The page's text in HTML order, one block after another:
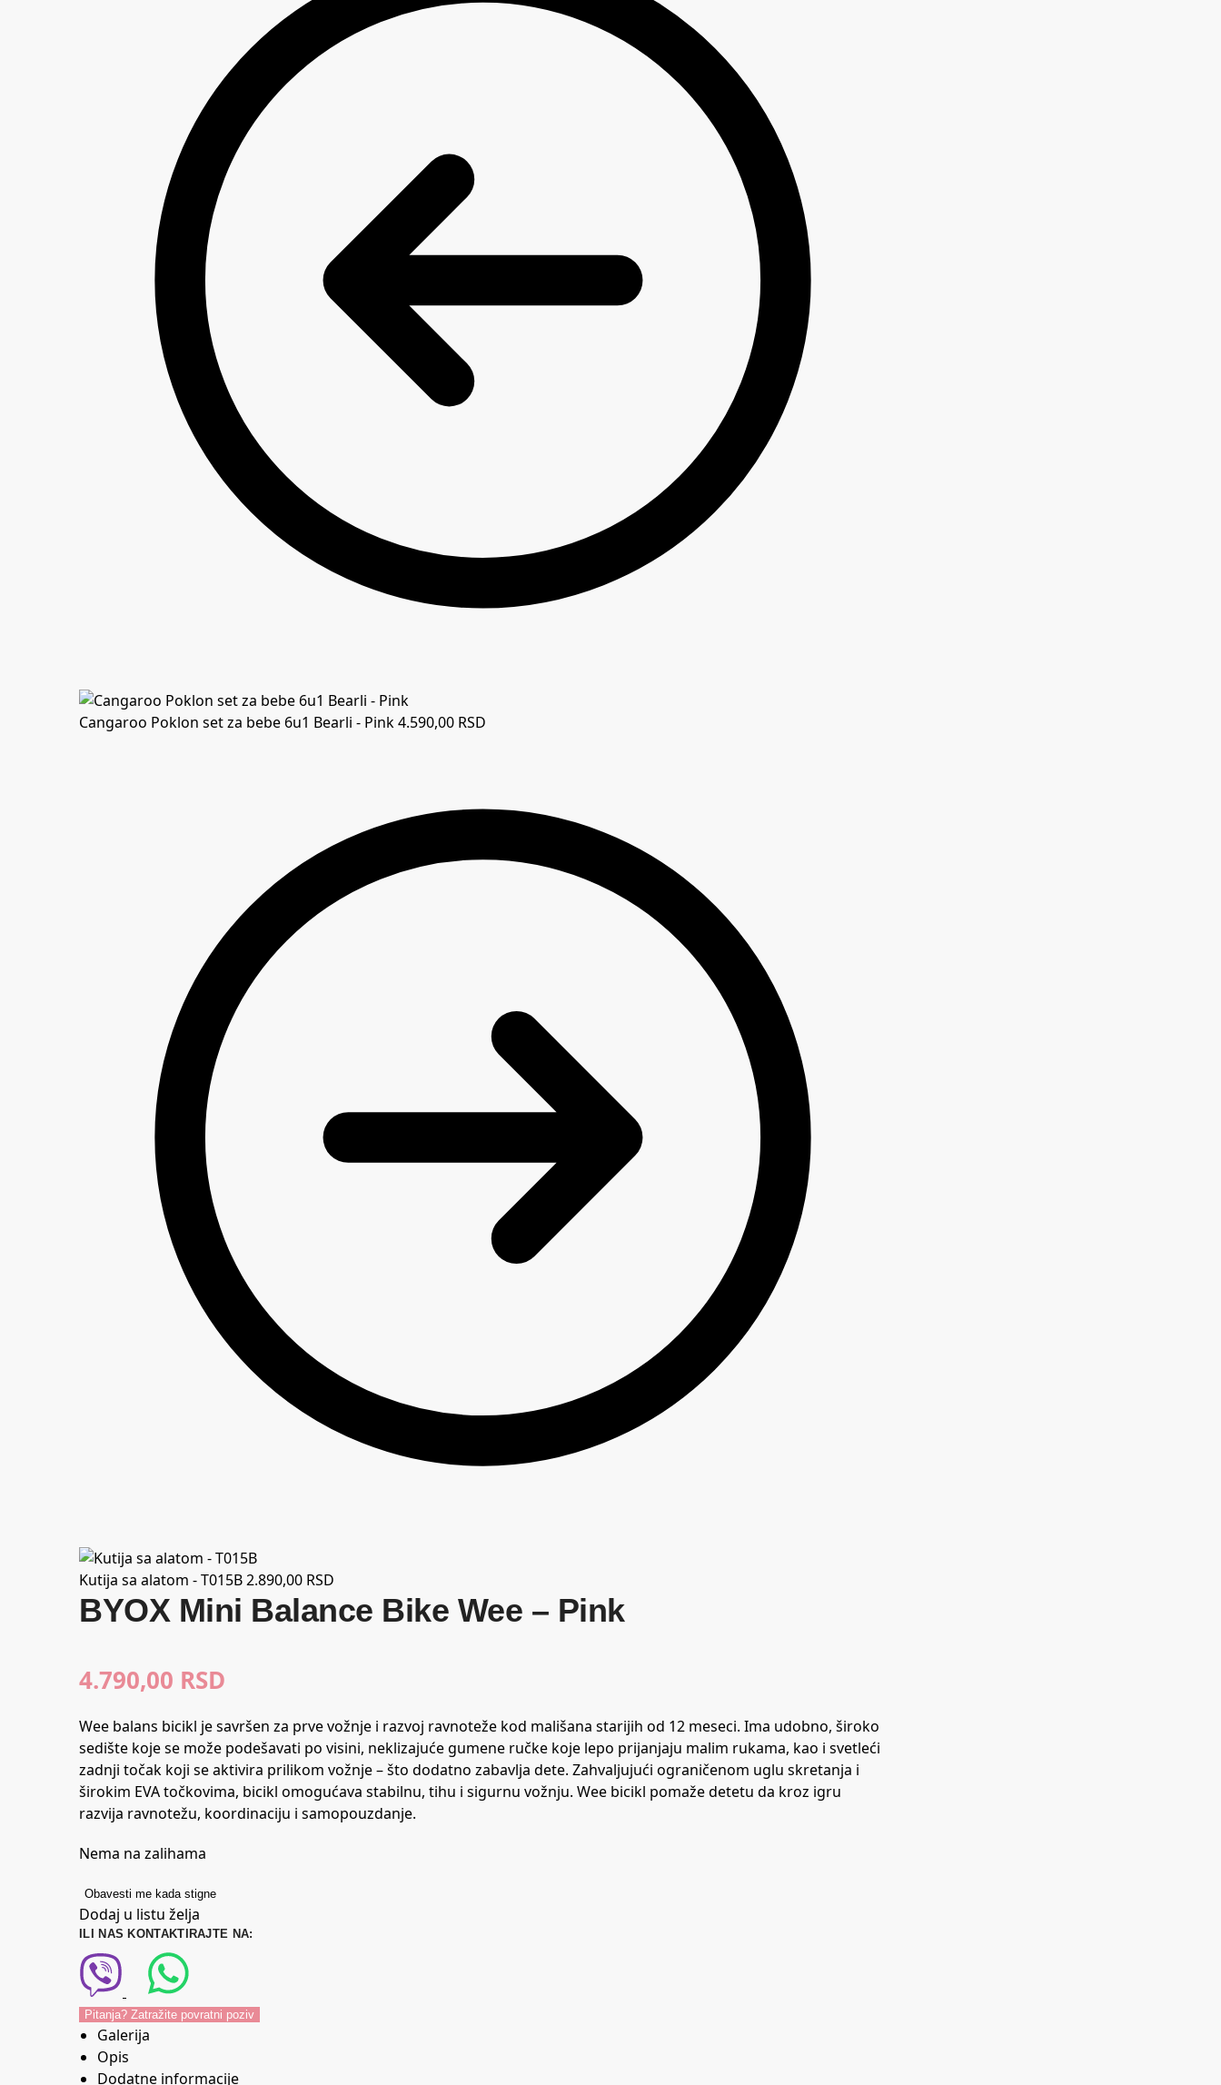
Cangaroo Poklon set za bebe 6u1 Bearli - Pink4.590,00 RSD
Kutija sa alatom - T015B2.890,00 RSD
BYOX Mini Balance Bike Wee – Pink
4.790,00 RSD
Wee balans bicikl je savršen za prve vožnje i razvoj ravnoteže kod mališana starijih od 12 meseci. Ima udobno, široko
sedište koje se može podešavati po visini, neklizajuće gumene ručke koje lepo prijanjaju malim rukama, kao i svetleći
zadnji točak koji se aktivira prilikom vožnje – što dodatno zabavlja dete. Zahvaljujući ograničenom uglu skretanja i
širokim EVA točkovima, bicikl omogućava stabilnu, tihu i sigurnu vožnju. Wee bicikl pomaže detetu da kroz igru
razvija ravnotežu, koordinaciju i samopouzdanje.
Nema na zalihama
Obavesti me kada stigne
Dodaj u listu želja
ILI NAS KONTAKTIRAJTE NA:
Pitanja? Zatražite povratni poziv
Galerija
Opis
Dodatne informacije